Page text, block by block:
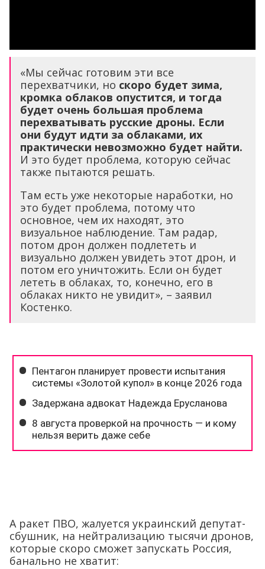
«Мы сейчас готовим эти все
перехватчики, но скоро будет зима,
кромка облаков опустится, и тогда
будет очень большая проблема
перехватывать русские дроны. Если
они будут идти за облаками, их
практически невозможно будет найти.
И это будет проблема, которую сейчас
также пытаются решать.
Там есть уже некоторые наработки, но
это будет проблема, потому что
основное, чем их находят, это
визуальное наблюдение. Там радар,
потом дрон должен подлететь и
визуально должен увидеть этот дрон, и
потом его уничтожить. Если он будет
лететь в облаках, то, конечно, его в
облаках никто не увидит», – заявил
Костенко.
А ракет ПВО, жалуется украинский депутат-
сбушник, на нейтрализацию тысячи дронов,
которые скоро сможет запускать Россия,
банально не хватит: